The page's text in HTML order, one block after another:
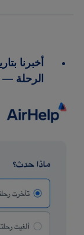
أخبرنا
الرحلة —